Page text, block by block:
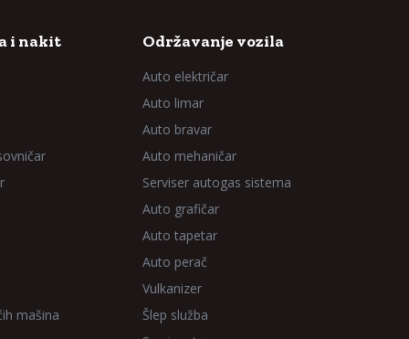
i nakit
mašina
Održavanje vozila
Auto električar
Auto limar
Auto bravar
Auto mehaničar
Serviser autogas sistema
Auto grafičar
Auto tapetar
Auto perač
Vulkanizer
Šlep služba